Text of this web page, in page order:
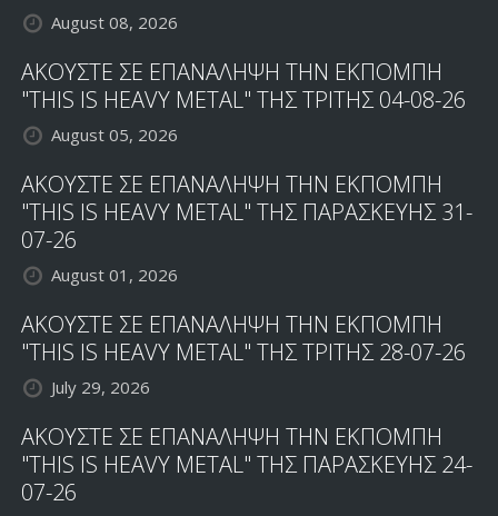
August 08, 2026
ΑΚΟΥΣΤΕ ΣΕ ΕΠΑΝΑΛΗΨΗ ΤΗΝ ΕΚΠΟΜΠΗ
"THIS IS HEAVY METAL" ΤΗΣ ΤΡΙΤΗΣ 04-08-26
August 05, 2026
ΑΚΟΥΣΤΕ ΣΕ ΕΠΑΝΑΛΗΨΗ ΤΗΝ ΕΚΠΟΜΠΗ
"THIS IS HEAVY METAL" ΤΗΣ ΠΑΡΑΣΚΕΥΗΣ 31-
07-26
August 01, 2026
ΑΚΟΥΣΤΕ ΣΕ ΕΠΑΝΑΛΗΨΗ ΤΗΝ ΕΚΠΟΜΠΗ
"THIS IS HEAVY METAL" ΤΗΣ ΤΡΙΤΗΣ 28-07-26
July 29, 2026
ΑΚΟΥΣΤΕ ΣΕ ΕΠΑΝΑΛΗΨΗ ΤΗΝ ΕΚΠΟΜΠΗ
"THIS IS HEAVY METAL" ΤΗΣ ΠΑΡΑΣΚΕΥΗΣ 24-
07-26